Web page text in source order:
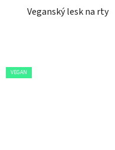
Veganský lesk na rty
VEGAN